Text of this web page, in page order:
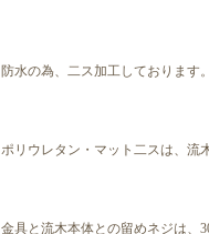
防水の為、二ス加工しております
ポリウレタン・マット二スは、流
金具と流木本体との留めネジは、